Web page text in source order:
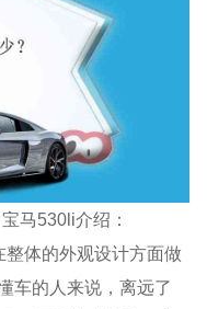
马530li介绍：
体的外观设计方面做
车的人来说，离远了